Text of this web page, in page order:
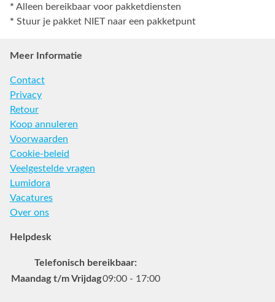
* Alleen bereikbaar voor pakketdiensten
* Stuur je pakket NIET naar een pakketpunt
Meer Informatie
Contact
Privacy
Retour
Koop annuleren
Voorwaarden
Cookie-beleid
Veelgestelde vragen
Lumidora
Vacatures
Over ons
Helpdesk
Telefonisch bereikbaar:
Maandag t/m Vrijdag09:00 - 17:00